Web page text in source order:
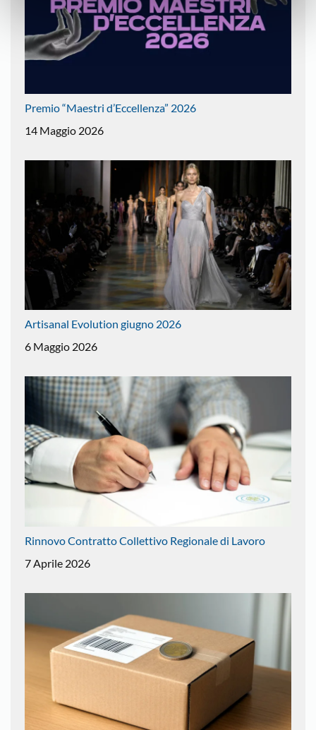
Premio “Maestri d’Eccellenza” 2026
14 Maggio 2026
Artisanal Evolution giugno 2026
6 Maggio 2026
Rinnovo Contratto Collettivo Regionale di Lavoro
7 Aprile 2026